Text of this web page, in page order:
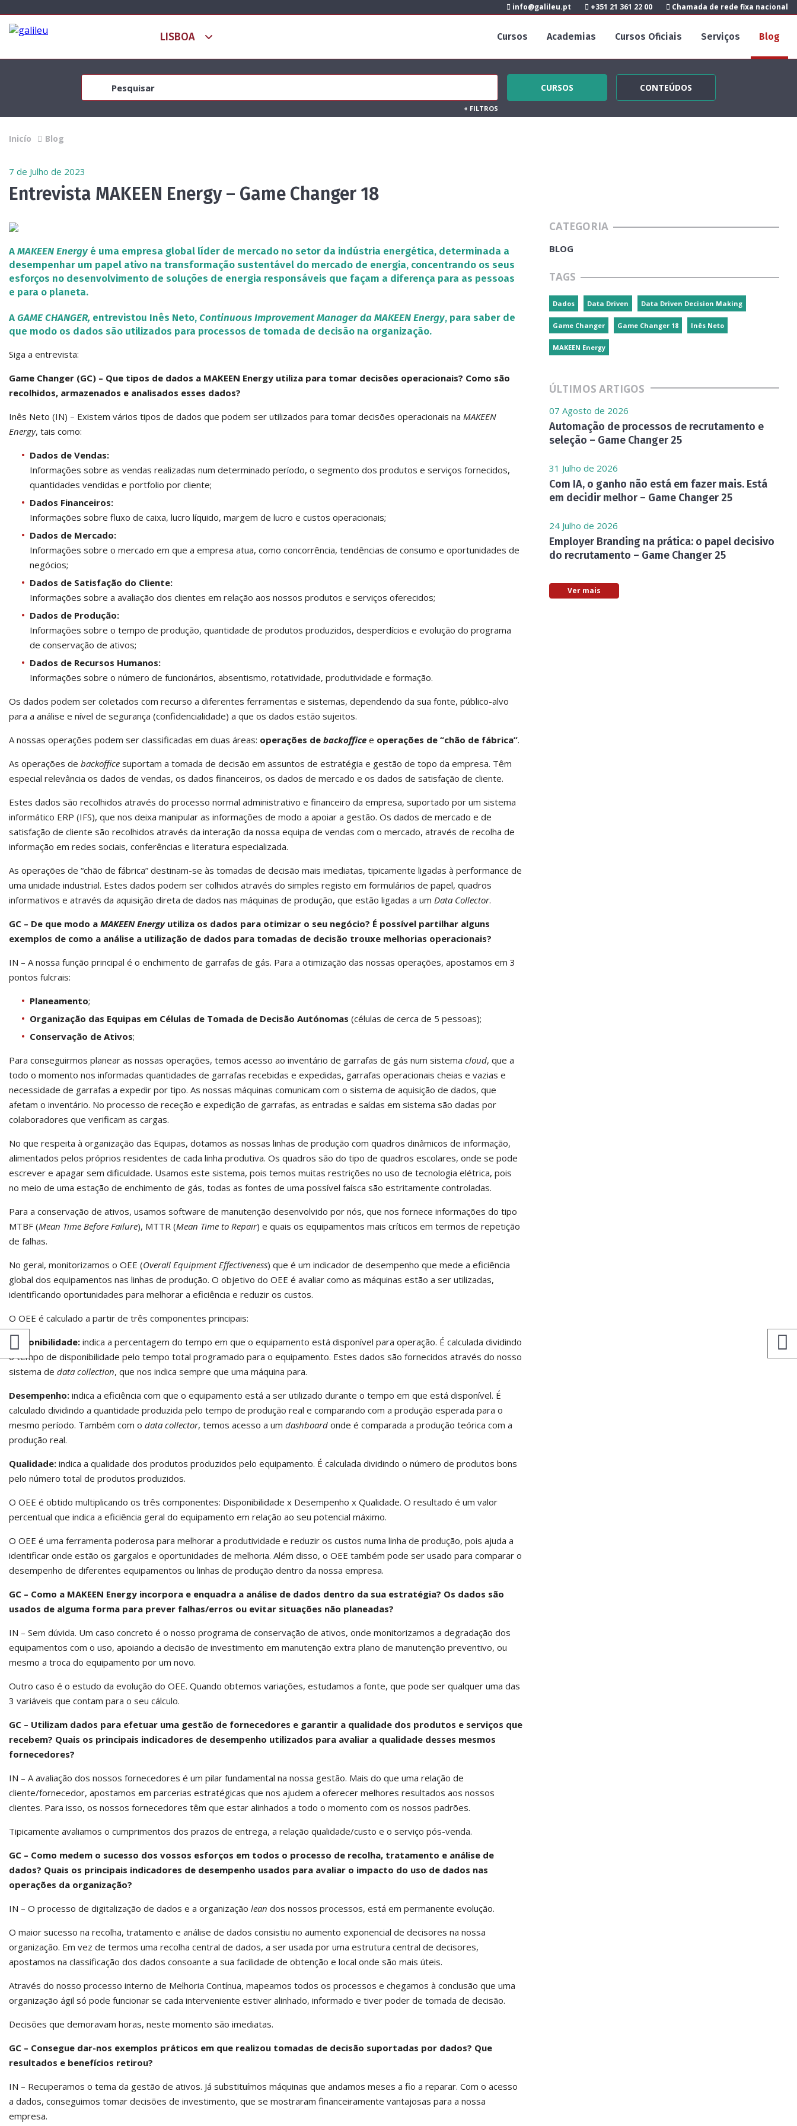
info@galileu.pt +351 21 361 22 00 Chamada de rede fixa nacional
Cursos Academias Cursos Oficiais Serviços Blog
CURSOS CONTEÚDOS
+ FILTROS
Inicío Blog
7 de Julho de 2023
Entrevista MAKEEN Energy – Game Changer 18
AMAKEEN Energy é uma empresa global líder de mercado no setor da indústria energética, determinada a
desempenhar um papel ativo na transformação sustentável do mercado de energia, concentrando os seus
esforços no desenvolvimento de soluções de energia responsáveis que façam a diferença para as pessoas
e para o planeta.
AGAME CHANGER, entrevistou Inês Neto,Continuous Improvement Manager da MAKEEN Energy, para saber de
que modo os dados são utilizados para processos de tomada de decisão na organização.
Siga a entrevista:
Game Changer (GC) – Que tipos de dados a MAKEEN Energy utiliza para tomar decisões operacionais? Como são
recolhidos, armazenados e analisados esses dados?
Inês Neto (IN) – Existem vários tipos de dados que podem ser utilizados para tomar decisões operacionais na MAKEEN
Energy, tais como:
Dados de Vendas:
Informações sobre as vendas realizadas num determinado período, o segmento dos produtos e serviços fornecidos,
quantidades vendidas e portfolio por cliente;
Dados Financeiros:
Informações sobre fluxo de caixa, lucro líquido, margem de lucro e custos operacionais;
Dados de Mercado:
Informações sobre o mercado em que a empresa atua, como concorrência, tendências de consumo e oportunidades de
negócios;
Dados de Satisfação do Cliente:
Informações sobre a avaliação dos clientes em relação aos nossos produtos e serviços oferecidos;
Dados de Produção:
Informações sobre o tempo de produção, quantidade de produtos produzidos, desperdícios e evolução do programa
de conservação de ativos;
Dados de Recursos Humanos:
Informações sobre o número de funcionários, absentismo, rotatividade, produtividade e formação.
Os dados podem ser coletados com recurso a diferentes ferramentas e sistemas, dependendo da sua fonte, público-alvo
para a análise e nível de segurança (confidencialidade) a que os dados estão sujeitos.
A nossas operações podem ser classificadas em duas áreas: operações de backoffice e operações de “chão de fábrica”.
As operações de backoffice suportam a tomada de decisão em assuntos de estratégia e gestão de topo da empresa. Têm
especial relevância os dados de vendas, os dados financeiros, os dados de mercado e os dados de satisfação de cliente.
Estes dados são recolhidos através do processo normal administrativo e financeiro da empresa, suportado por um sistema
informático ERP (IFS), que nos deixa manipular as informações de modo a apoiar a gestão. Os dados de mercado e de
satisfação de cliente são recolhidos através da interação da nossa equipa de vendas com o mercado, através de recolha de
informação em redes sociais, conferências e literatura especializada.
As operações de “chão de fábrica” destinam-se às tomadas de decisão mais imediatas, tipicamente ligadas à performance de
uma unidade industrial. Estes dados podem ser colhidos através do simples registo em formulários de papel, quadros
informativos e através da aquisição direta de dados nas máquinas de produção, que estão ligadas a um Data Collector.
GC – De que modo a MAKEEN Energyutiliza os dados para otimizar o seu negócio? É possível partilhar alguns
exemplos de como a análise a utilização de dados para tomadas de decisão trouxe melhorias operacionais?
IN – A nossa função principal é o enchimento de garrafas de gás. Para a otimização das nossas operações, apostamos em 3
pontos fulcrais:
Planeamento;
Organização das Equipas em Células de Tomada de Decisão Autónomas (células de cerca de 5 pessoas);
Conservação de Ativos;
Para conseguirmos planear as nossas operações, temos acesso ao inventário de garrafas de gás num sistema cloud, que a
todo o momento nos informadas quantidades de garrafas recebidas e expedidas, garrafas operacionais cheias e vazias e
necessidade de garrafas a expedir por tipo. As nossas máquinas comunicam com o sistema de aquisição de dados, que
afetam o inventário. No processo de receção e expedição de garrafas, as entradas e saídas em sistema são dadas por
colaboradores que verificam as cargas.
No que respeita à organização das Equipas, dotamos as nossas linhas de produção com quadros dinâmicos de informação,
alimentados pelos próprios residentes de cada linha produtiva. Os quadros são do tipo de quadros escolares, onde se pode
escrever e apagar sem dificuldade. Usamos este sistema, pois temos muitas restrições no uso de tecnologia elétrica, pois
no meio de uma estação de enchimento de gás, todas as fontes de uma possível faísca são estritamente controladas.
Para a conservação de ativos, usamos software de manutenção desenvolvido por nós, que nos fornece informações do tipo
MTBF (Mean Time Before Failure), MTTR (Mean Time to Repair) e quais os equipamentos mais críticos em termos de repetição
de falhas.
No geral, monitorizamos o OEE (Overall Equipment Effectiveness) que é um indicador de desempenho que mede a eficiência
global dos equipamentos nas linhas de produção. O objetivo do OEE é avaliar como as máquinas estão a ser utilizadas,
identificando oportunidades para melhorar a eficiência e reduzir os custos.
O OEE é calculado a partir de três componentes principais:
Disponibilidade: indica a percentagem do tempo em que o equipamento está disponível para operação. É calculada dividindo
o tempo de disponibilidade pelo tempo total programado para o equipamento. Estes dados são fornecidos através do nosso
sistema de data collection, que nos indica sempre que uma máquina para.
Desempenho: indica a eficiência com que o equipamento está a ser utilizado durante o tempo em que está disponível. É
calculado dividindo a quantidade produzida pelo tempo de produção real e comparando com a produção esperada para o
mesmo período. Também com o data collector, temos acesso a um dashboard onde é comparada a produção teórica com a
produção real.
Qualidade: indica a qualidade dos produtos produzidos pelo equipamento. É calculada dividindo o número de produtos bons
pelo número total de produtos produzidos.
O OEE é obtido multiplicando os três componentes: Disponibilidade x Desempenho x Qualidade. O resultado é um valor
percentual que indica a eficiência geral do equipamento em relação ao seu potencial máximo.
O OEE é uma ferramenta poderosa para melhorar a produtividade e reduzir os custos numa linha de produção, pois ajuda a
identificar onde estão os gargalos e oportunidades de melhoria. Além disso, o OEE também pode ser usado para comparar o
desempenho de diferentes equipamentos ou linhas de produção dentro da nossa empresa.
GC – Como a MAKEEN Energy incorpora e enquadra a análise de dados dentro da sua estratégia? Os dados são
usados de alguma forma para prever falhas/erros ou evitar situações não planeadas?
IN – Sem dúvida. Um caso concreto é o nosso programa de conservação de ativos, onde monitorizamos a degradação dos
equipamentos com o uso, apoiando a decisão de investimento em manutenção extra plano de manutenção preventivo, ou
mesmo a troca do equipamento por um novo.
Outro caso é o estudo da evolução do OEE. Quando obtemos variações, estudamos a fonte, que pode ser qualquer uma das
3 variáveis que contam para o seu cálculo.
GC – Utilizam dados para efetuar uma gestão de fornecedores e garantir a qualidade dos produtos e serviços que
recebem? Quais os principais indicadores de desempenho utilizados para avaliar a qualidade desses mesmos
fornecedores?
IN – A avaliação dos nossos fornecedores é um pilar fundamental na nossa gestão. Mais do que uma relação de
cliente/fornecedor, apostamos em parcerias estratégicas que nos ajudem a oferecer melhores resultados aos nossos
clientes. Para isso, os nossos fornecedores têm que estar alinhados a todo o momento com os nossos padrões.
Tipicamente avaliamos o cumprimentos dos prazos de entrega, a relação qualidade/custo e o serviço pós-venda.
GC – Como medem o sucesso dos vossos esforços em todos o processo de recolha, tratamento e análise de
dados? Quais os principais indicadores de desempenho usados para avaliar o impacto do uso de dados nas
operações da organização?
IN – O processo de digitalização de dados e a organização lean dos nossos processos, está em permanente evolução.
O maior sucesso na recolha, tratamento e análise de dados consistiu no aumento exponencial de decisores na nossa
organização. Em vez de termos uma recolha central de dados, a ser usada por uma estrutura central de decisores,
apostamos na classificação dos dados consoante a sua facilidade de obtenção e local onde são mais úteis.
Através do nosso processo interno de Melhoria Contínua, mapeamos todos os processos e chegamos à conclusão que uma
organização ágil só pode funcionar se cada interveniente estiver alinhado, informado e tiver poder de tomada de decisão.
Decisões que demoravam horas, neste momento são imediatas.
GC – Consegue dar-nos exemplos práticos em que realizou tomadas de decisão suportadas por dados? Que
resultados e benefícios retirou?
IN – Recuperamos o tema da gestão de ativos. Já substituímos máquinas que andamos meses a fio a reparar. Com o acesso
a dados, conseguimos tomar decisões de investimento, que se mostraram financeiramente vantajosas para a nossa
empresa.
CATEGORIA
BLOG
TAGS
Dados Data Driven Data Driven Decision Making
Game Changer Game Changer 18 Inês Neto
MAKEEN Energy
ÚLTIMOS ARTIGOS
07 Agosto de 2026
Automação de processos de recrutamento e
seleção – Game Changer 25
31 Julho de 2026
Com IA, o ganho não está em fazer mais. Está
em decidir melhor – Game Changer 25
24 Julho de 2026
Employer Branding na prática: o papel decisivo
do recrutamento – Game Changer 25
Ver mais